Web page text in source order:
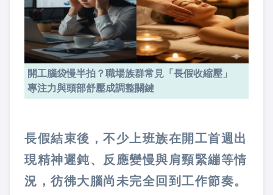
開工腦袋慢半拍？職場族群常見「長假收縮壓」
專注力與頭部舒壓成調整關鍵
長假結束後，不少上班族在開工首週出
現精神遲鈍、反應變慢與肩頸緊繃等情
況，彷彿大腦尚未完全回到工作節奏。